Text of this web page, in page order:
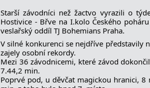
Starší závodníci než žactvo vyrazili o
Hostivice - Břve na I.kolo Českého
veslařský oddíl TJ Bohemians Praha.
V silné konkurenci se nejdříve představily
zajely osobní rekordy.
Mezi 36 závodnicemi, které závod
7.44,2 min.
Poprvé pod, u děvčat magickou hranici,